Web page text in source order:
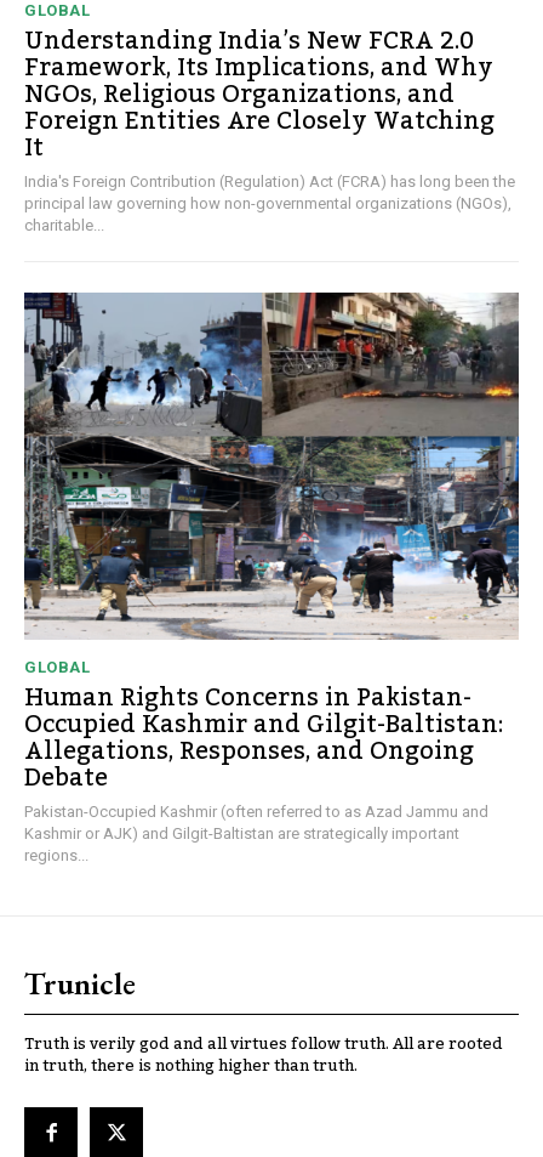
GLOBAL
Understanding India’s New FCRA 2.0
Framework, Its Implications, and Why
NGOs, Religious Organizations, and
Foreign Entities Are Closely Watching
It
India's Foreign Contribution (Regulation) Act (FCRA) has long been the
principal law governing how non-governmental organizations (NGOs),
charitable...
GLOBAL
Human Rights Concerns in Pakistan-
Occupied Kashmir and Gilgit-Baltistan:
Allegations, Responses, and Ongoing
Debate
Pakistan-Occupied Kashmir (often referred to as Azad Jammu and
Kashmir or AJK) and Gilgit-Baltistan are strategically important
regions...
Trunicle
Truth is verily god and all virtues follow truth. All are rooted
in truth, there is nothing higher than truth.